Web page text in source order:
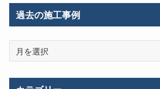
過去の施工事例
去